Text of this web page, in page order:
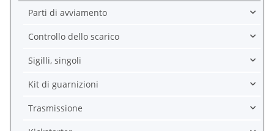
Parti di avviamento
Controllo dello scarico
Sigilli, singoli
Kit di guarnizioni
Trasmissione